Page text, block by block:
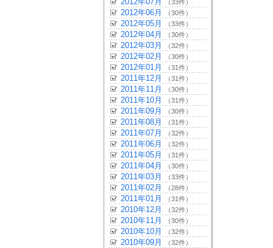
（33件）
2012年06月 （30件）
2012年05月 （33件）
2012年04月 （30件）
2012年03月 （32件）
2012年02月 （30件）
2012年01月 （31件）
2011年12月 （31件）
2011年11月 （30件）
2011年10月 （31件）
2011年09月 （30件）
2011年08月 （31件）
2011年07月 （32件）
2011年06月 （32件）
2011年05月 （31件）
2011年04月 （30件）
2011年03月 （33件）
2011年02月 （28件）
2011年01月 （31件）
2010年12月 （32件）
2010年11月 （30件）
2010年10月 （32件）
2010年09月 （32件）